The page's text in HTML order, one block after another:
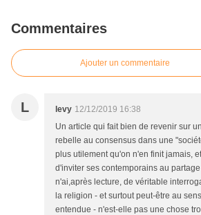
Commentaires
Ajouter un commentaire
L levy 12/12/2019 16:38
Un article qui fait bien de revenir sur
rebelle au consensus dans une
plus utilement qu'on n'en finit jamais,
d'inviter ses contemporains au
n'ai,après lecture, de véritable
la religion - et surtout peut-être au
entendue - n'est-elle pas une chose